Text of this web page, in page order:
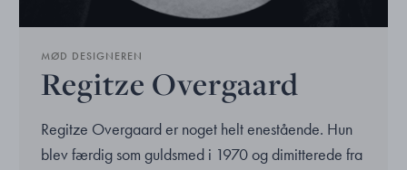
MØD DESIGNEREN
Regitze Overgaard
Regitze Overgaard er noget helt enestående. Hun
blev færdig som guldsmed i 1970 og dimitterede fra